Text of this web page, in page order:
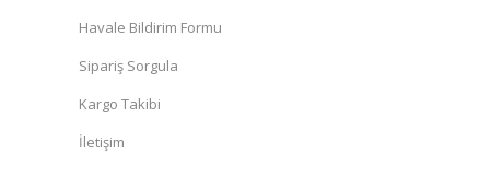
Havale Bildirim Formu
Sipariş Sorgula
Kargo Takibi
İletişim